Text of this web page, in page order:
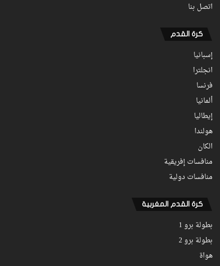
اتصل بنا
كرة القدم
إسبانيا
انجلترا
فرنسا
ألمانيا
إيطاليا
هولندا
الكان
منافسات إفريقية
منافسات دولية
كرة القدم المغربية
بطولة برو 1
بطولة برو 2
هواة